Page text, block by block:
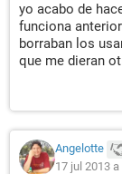
yo acabo de
funciona
borraban los
que me dieran
Angelotte
17 jul 2013